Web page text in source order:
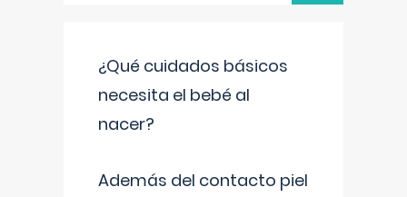
¿Qué cuidados básicos
necesita el bebé al
nacer?
Además del contacto piel